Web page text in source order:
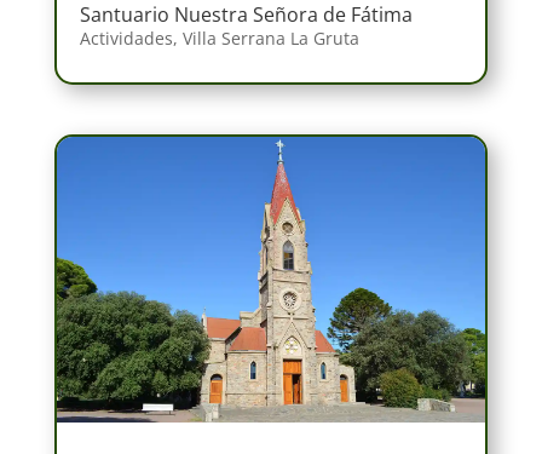
Santuario Nuestra Señora de Fátima
Actividades, Villa Serrana La Gruta